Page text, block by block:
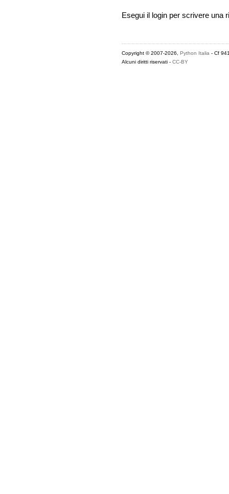
Esegui il login per scrivere una
Copyright © 2007-2026, Python Italia- Cf
Alcuni diritti riservati - CC-BY